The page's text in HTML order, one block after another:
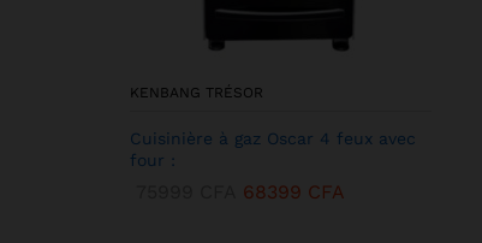
KENBANG TRÉSOR
Cuisinière à gaz Oscar 4 feux avec
four :
68399 CFA